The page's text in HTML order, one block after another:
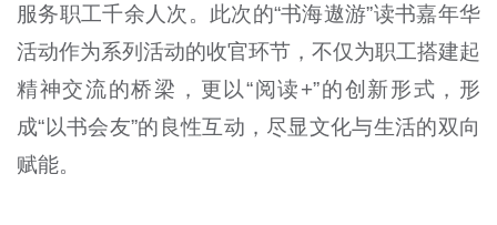
服务职工千余人次。此次的“书海遨游”读书嘉年华
活动作为系列活动的收官环节，不仅为职工搭建起
精神交流的桥梁，更以“阅读+”的创新形式，形
成“以书会友”的良性互动，尽显文化与生活的双向
赋能。